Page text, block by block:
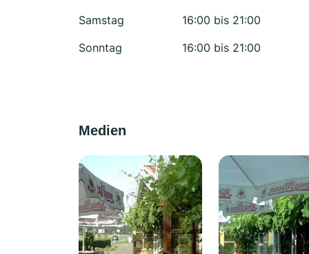
Samstag
16:00 bis 21:00
Sonntag
16:00 bis 21:00
Medien